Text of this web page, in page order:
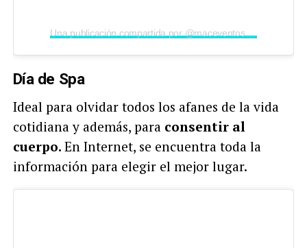
Una publicación compartida por @maceventos.lima
Día de Spa
Ideal para olvidar todos los afanes de la vida
cotidiana y además, paraconsentir al
cuerpo. En Internet, se encuentra toda la
información para elegir el mejor lugar.